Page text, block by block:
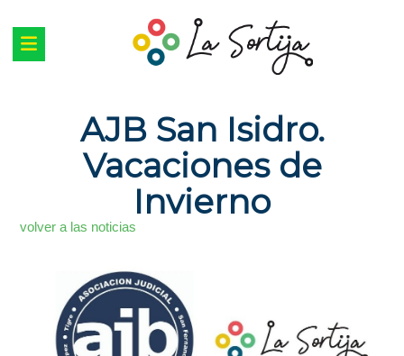
AJB San Isidro.
Vacaciones de
Invierno
volver a las noticias